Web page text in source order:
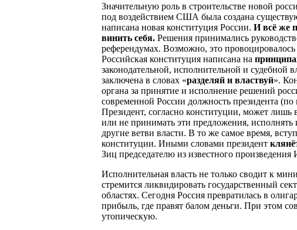
Значительную роль в строительстве новой
под воздействием США была создана
написана новая конституция России. И всё же
винить себя. Решения принимались
референдумах. Возможно, это
Российская конституция написана на
законодательной, исполнительной и судебной
заключена в словах «разделяй и властвуй».
органа за принятие и исполнение решений
современной России должность президента
Президент, согласно конституции, может
или не принимать эти предложения,
другие ветви власти. В то же самое время,
конституции. Иными словами президент
Зиц председателю из известного
Исполнительная власть не только сводит к
стремится ликвидировать государственный
областях. Сегодня Россия превратилась в
прибыль, где правят балом деньги. При этом
утопическую.